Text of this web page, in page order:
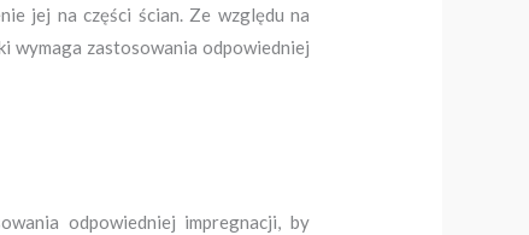
jej na części ścian. Ze względu na
wymaga zastosowania odpowiedniej
odpowiedniej impregnacji, by